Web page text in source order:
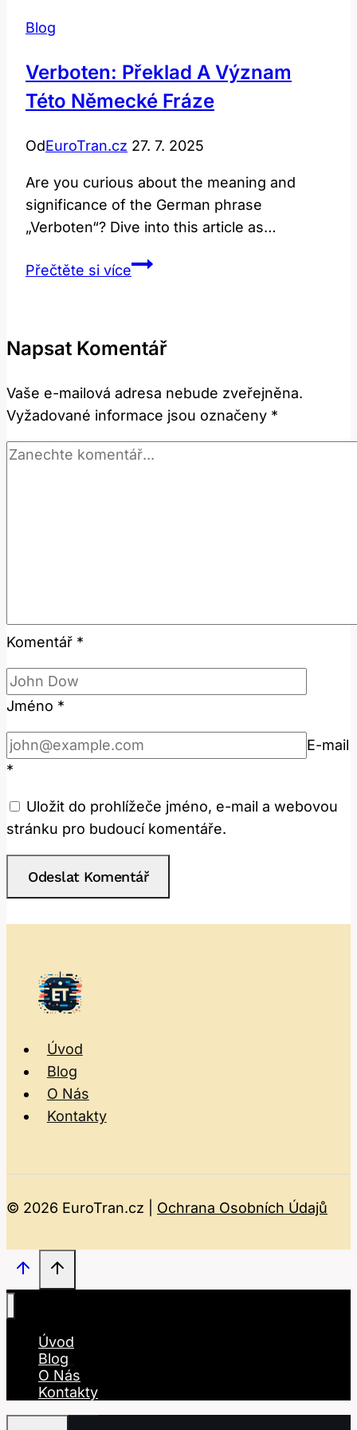
Blog
Verboten: Překlad A Význam
Této Německé Fráze
OdEuroTran.cz 27. 7. 2025
Are you curious about the meaning and
significance of the German phrase
„Verboten“? Dive into this article as…
Přečtěte si víceVerboten:
Této
Fráze
Napsat Komentář
Vaše e-mailová adresa nebude zveřejněna.
Vyžadované informace jsou označeny *
Komentář *
Jméno *
E-mail
*
Uložit do prohlížeče jméno, e-mail a webovou
stránku pro budoucí komentáře.
Úvod
Blog
O Nás
Kontakty
© 2026 EuroTran.cz | Ochrana Osobních Údajů
Úvod
Blog
O Nás
Kontakty